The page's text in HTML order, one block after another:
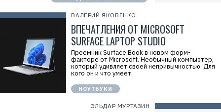
ВАЛЕРИЙ ЯКОВЕНКО
ВПЕЧАТЛЕНИЯ ОТ MICROSOFT
SURFACE LAPTOP STUDIO
Преемник Surface Book в новом форм-
факторе от Microsoft. Необычный компьютер,
который удивляет своей непривычностью. Для
кого он и что умеет.
НОУТБУКИ
ЭЛЬДАР МУРТАЗИН